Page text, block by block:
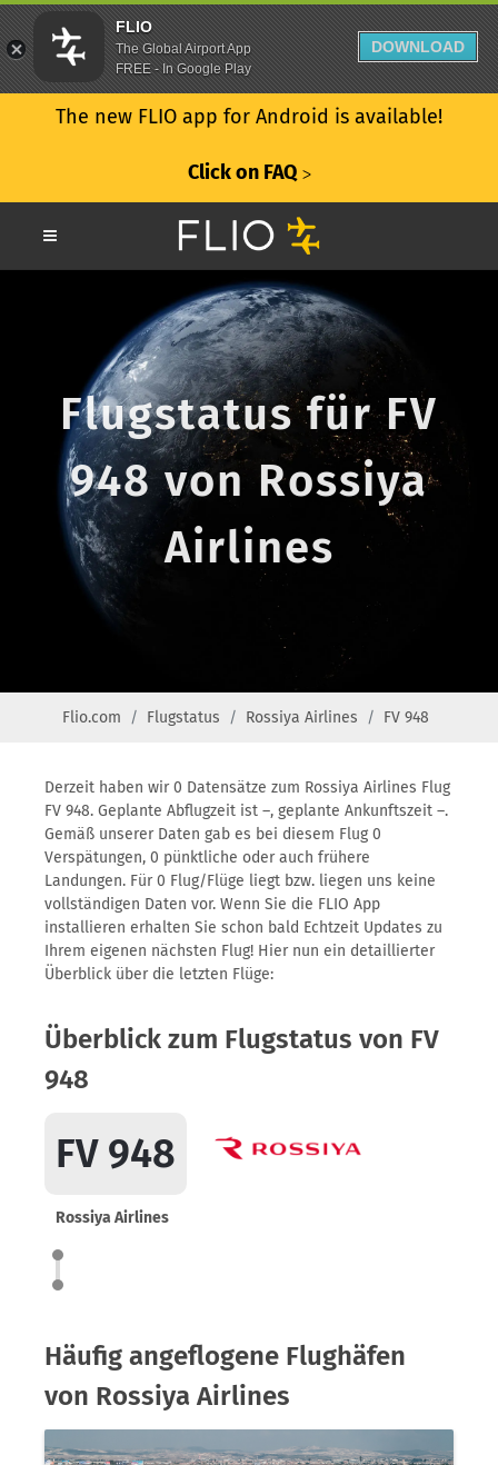
The new FLIO app for Android is available!
Click on FAQ ᐳ
Flugstatus für FV
948 von Rossiya
Airlines
Flio.com Flugstatus Rossiya Airlines FV 948
Derzeit haben wir 0 Datensätze zum Rossiya Airlines Flug
FV 948. Geplante Abflugzeit ist –, geplante Ankunftszeit –.
Gemäß unserer Daten gab es bei diesem Flug 0
Verspätungen, 0 pünktliche oder auch frühere
Landungen. Für 0 Flug/Flüge liegt bzw. liegen uns keine
vollständigen Daten vor. Wenn Sie die FLIO App
installieren erhalten Sie schon bald Echtzeit Updates zu
Ihrem eigenen nächsten Flug! Hier nun ein detaillierter
Überblick über die letzten Flüge:
Überblick zum Flugstatus von FV
948
FV 948
Rossiya Airlines
Häufig angeflogene Flughäfen
von Rossiya Airlines
FLIO
The Global Airport App
FREE - In Google Play
DOWNLOAD